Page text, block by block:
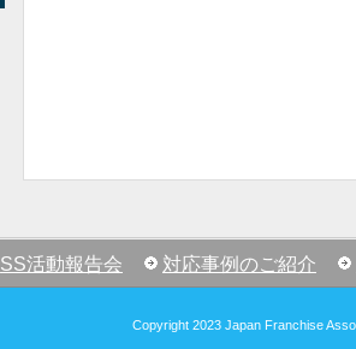
SS活動報告会 対応事例のご紹介
Copyright 2023 Japan Franchise